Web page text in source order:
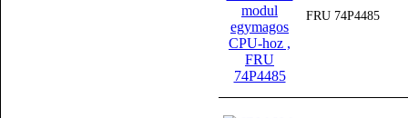
FRU 74P4485